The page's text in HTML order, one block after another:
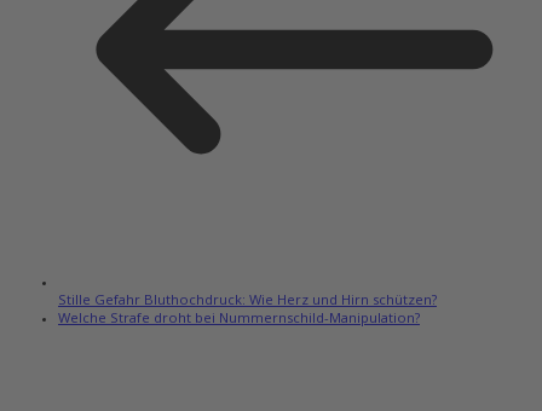
Stille Gefahr Bluthochdruck: Wie Herz und Hirn schützen?
Welche Strafe droht bei Nummernschild-Manipulation?